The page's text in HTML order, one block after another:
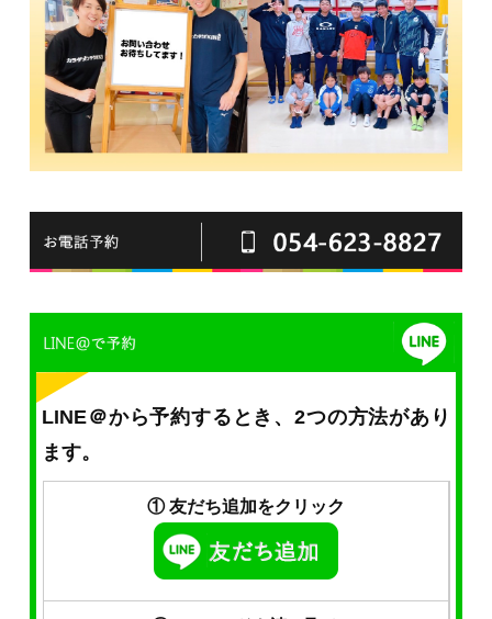
LINE＠から予約するとき、2つの方法があり
ます。
① 友だち追加をクリック